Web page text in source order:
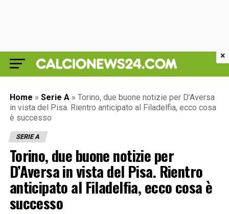
Home » Serie A » Torino, due buone notizie per D’Aversa
in vista del Pisa. Rientro anticipato al Filadelfia, ecco cosa
è successo
SERIE A
Torino, due buone notizie per
D’Aversa in vista del Pisa. Rientro
anticipato al Filadelfia, ecco cosa è
successo
×